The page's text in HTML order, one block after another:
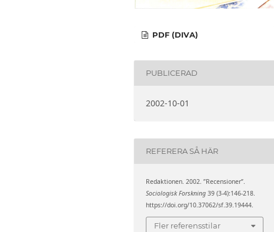
PDF (DIVA)
PUBLICERAD
2002-10-01
REFERERA SÅ HÄR
Redaktionen. 2002. ”Recensioner”.
Sociologisk Forskning 39 (3-4):146-218.
https://doi.org/10.37062/sf.39.19444.
Fler referensstilar